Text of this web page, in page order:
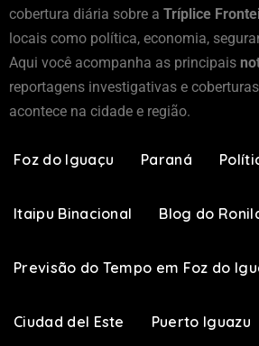
cobertura diária sobre a Tríplice
locais como política, economia,
Aqui você acompanha as principais
reportagens investigativas e
acontece na cidade e região.
Foz do Iguaçu Paraná
Itaipu Binacional Blog do
Previsão do Tempo em Foz do
Ciudad del Este Puerto Iguazu